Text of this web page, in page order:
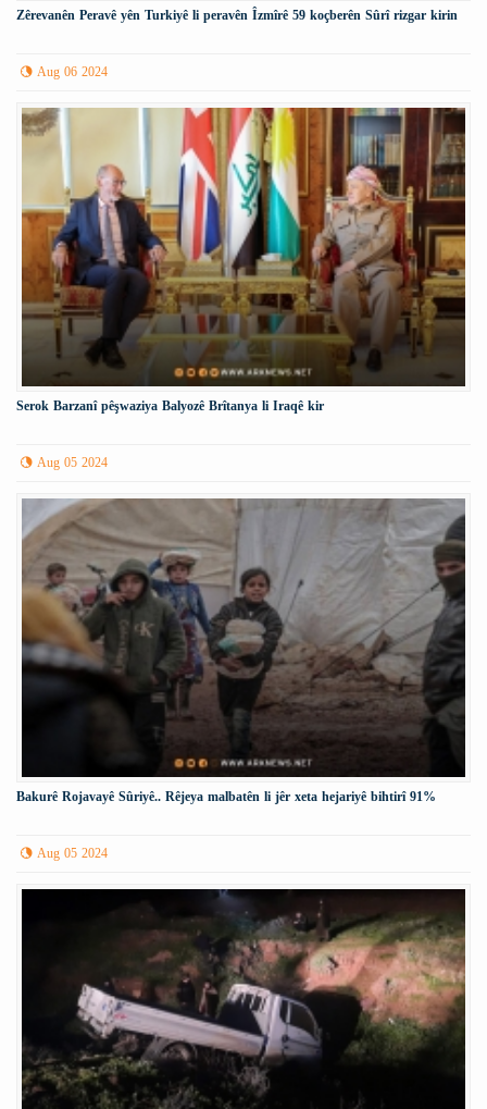
Zêrevanên Peravê yên Turkiyê li peravên Îzmîrê 59 koçberên Sûrî rizgar kirin
Aug 06 2024
Serok Barzanî pêşwaziya Balyozê Brîtanya li Iraqê kir
Aug 05 2024
Bakurê Rojavayê Sûriyê.. Rêjeya malbatên li jêr xeta hejariyê bihtirî 91%
Aug 05 2024